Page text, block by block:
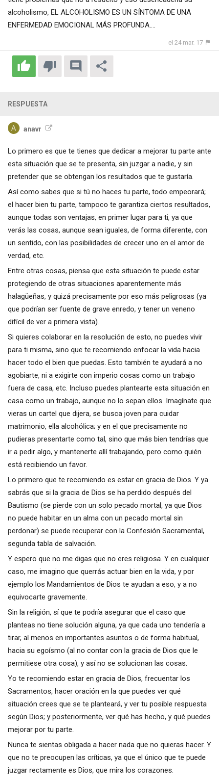
alcoholismo, EL ALCOHOLISMO ES UN SÍNTOMA DE UNA
ENFERMEDAD EMOCIONAL MÁS PROFUNDA....
el 24 mar. 17
RESPUESTA
anavr
Lo primero es que te tienes que dedicar a mejorar tu parte ante
esta situación que se te presenta, sin juzgar a nadie, y sin
pretender que se obtengan los resultados que te gustaría.
Así como sabes que si tú no haces tu parte, todo empeorará;
el hacer bien tu parte, tampoco te garantiza ciertos resultados,
aunque todas son ventajas, en primer lugar para ti, ya que
verás las cosas, aunque sean iguales, de forma diferente, con
un sentido, con las posibilidades de crecer uno en el amor de
verdad, etc.
Entre otras cosas, piensa que esta situación te puede estar
protegiendo de otras situaciones aparentemente más
halagüeñas, y quizá precisamente por eso más peligrosas (ya
que podrían ser fuente de grave enredo, y tener un veneno
difícil de ver a primera vista).
Si quieres colaborar en la resolución de esto, no puedes vivir
para ti misma, sino que te recomiendo enfocar la vida hacia
hacer todo el bien que puedas. Esto también te ayudará a no
agobiarte, ni a exigirte con imperio cosas como un trabajo
fuera de casa, etc. Incluso puedes plantearte esta situación en
casa como un trabajo, aunque no lo sepan ellos. Imagínate que
vieras un cartel que dijera, se busca joven para cuidar
matrimonio, ella alcohólica; y en el que precisamente no
pudieras presentarte como tal, sino que más bien tendrías que
ir a pedir algo, y mantenerte allí trabajando, pero como quién
está recibiendo un favor.
Lo primero que te recomiendo es estar en gracia de Dios. Y ya
sabrás que si la gracia de Dios se ha perdido después del
Bautismo (se pierde con un solo pecado mortal, ya que Dios
no puede habitar en un alma con un pecado mortal sin
perdonar) se puede recuperar con la Confesión Sacramental,
segunda tabla de salvación.
Y espero que no me digas que no eres religiosa. Y en cualquier
caso, me imagino que querrás actuar bien en la vida, y por
ejemplo los Mandamientos de Dios te ayudan a eso, y a no
equivocarte gravemente.
Sin la religión, sí que te podría asegurar que el caso que
planteas no tiene solución alguna, ya que cada uno tendería a
tirar, al menos en importantes asuntos o de forma habitual,
hacia su egoísmo (al no contar con la gracia de Dios que le
permitiese otra cosa), y así no se solucionan las cosas.
Yo te recomiendo estar en gracia de Dios, frecuentar los
Sacramentos, hacer oración en la que puedes ver qué
situación crees que se te planteará, y ver tu posible respuesta
según Dios; y posteriormente, ver qué has hecho, y qué puedes
mejorar por tu parte.
Nunca te sientas obligada a hacer nada que no quieras hacer. Y
que no te preocupen las críticas, ya que el único que te puede
juzgar rectamente es Dios, que mira los corazones.